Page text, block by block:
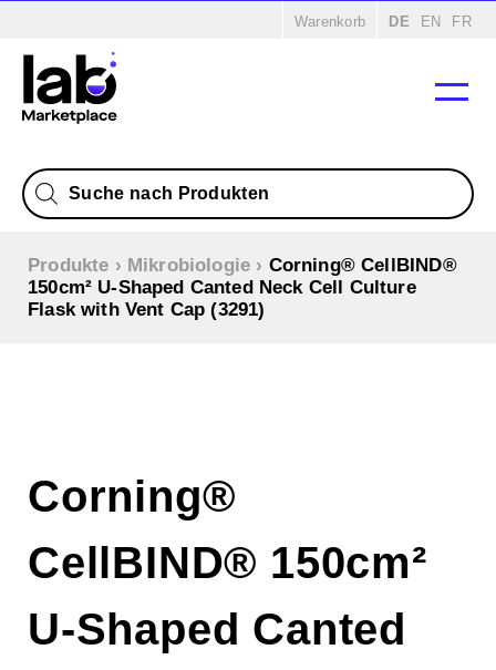
Warenkorb DE EN FR
Products
search
Produkte › Mikrobiologie › Corning® CellBIND®
150cm² U-Shaped Canted Neck Cell Culture
Flask with Vent Cap (3291)
Corning®
CellBIND® 150cm²
U-Shaped Canted